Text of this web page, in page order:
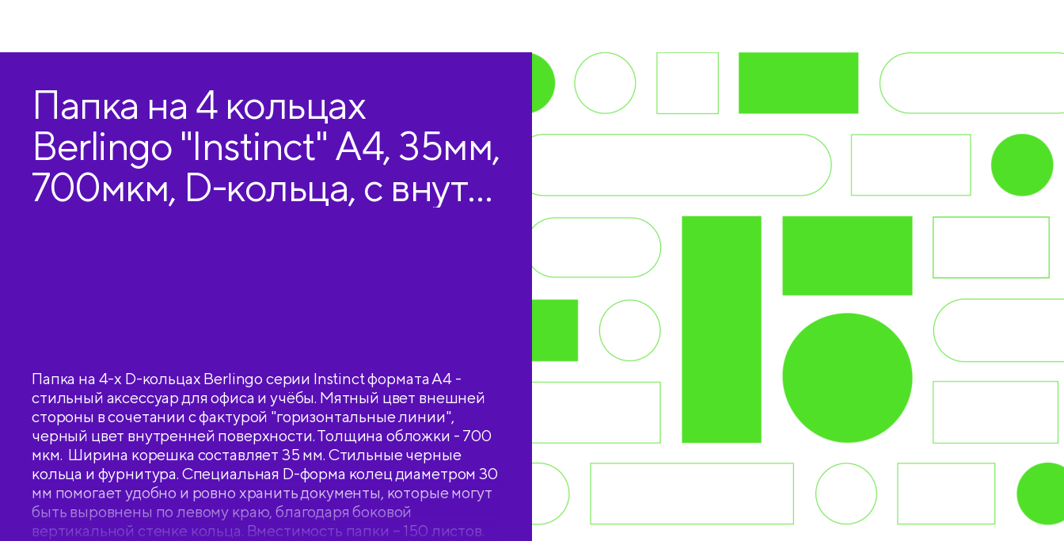
Папка на 4 кольцах
Berlingo "Instinct" А4, 35мм,
700мкм, D-кольца, с внутр.
Папка на 4-х D-кольцах Berlingo серии Instinct формата А4 -
стильный аксессуар для офиса и учёбы. Мятный цвет внешней
стороны в сочетании с фактурой "горизонтальные линии",
черный цвет внутренней поверхности. Толщина обложки - 700
мкм. Ширина корешка составляет 35 мм. Стильные черные
кольца и фурнитура. Специальная D-форма колец диаметром 30
мм помогает удобно и ровно хранить документы, которые могут
быть выровнены по левому краю, благодаря боковой
вертикальной стенке кольца. Вместимость папки – 150 листов.